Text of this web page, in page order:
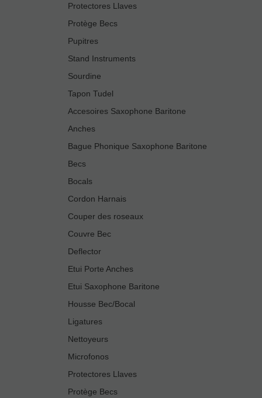
Protectores Llaves
Protège Becs
Pupitres
Stand Instruments
Sourdine
Tapon Tudel
Accesoires Saxophone Baritone
Anches
Bague Phonique Saxophone Baritone
Becs
Bocals
Cordon Harnais
Couper des roseaux
Couvre Bec
Deflector
Etui Porte Anches
Etui Saxophone Baritone
Housse Bec/Bocal
Ligatures
Nettoyeurs
Microfonos
Protectores Llaves
Protège Becs